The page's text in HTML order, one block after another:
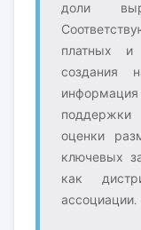
доли
платных и
создания
оценки
ключевых
как
ассоциации.